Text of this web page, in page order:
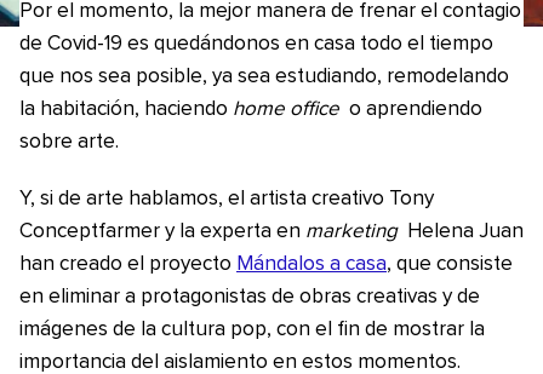
Por el momento, la mejor manera de frenar el contagio
de Covid-19 es quedándonos en casa todo el tiempo
que nos sea posible, ya sea estudiando, remodelando
la habitación, haciendo home office o aprendiendo
sobre arte.
Y, si de arte hablamos, el artista creativo Tony
Conceptfarmer y la experta en marketing
Helena Juan
han creado el proyecto Mándalos a casa, que consiste
en eliminar a protagonistas de obras creativas y de
imágenes de la cultura pop, con el fin de mostrar la
importancia del aislamiento en estos momentos.